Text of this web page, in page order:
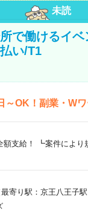
未読
で働けるイ
い/T1
～OK！副業・W
額支給！ ┗案件によ
寄り駅：京王八王子駅